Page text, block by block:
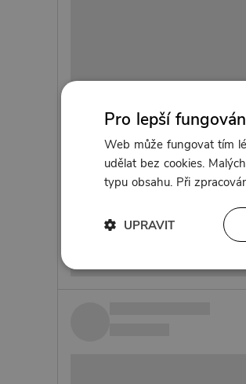
Pro lepší
Web může fungovat tím
udělat bez cookies.
typu obsahu. Při
UPRAVIT